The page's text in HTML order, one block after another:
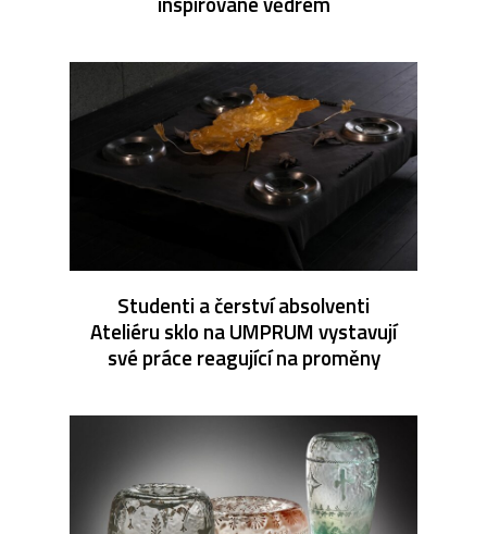
Studenti a čerství absolventi
Ateliéru sklo na UMPRUM vystavují
své práce reagující na proměny